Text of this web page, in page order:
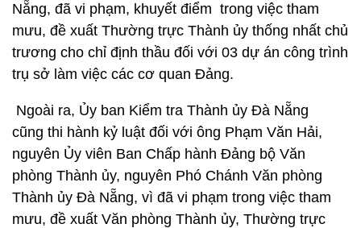
Nẵng, đã vi phạm, khuyết điểm trong việc tham
mưu, đề xuất Thường trực Thành ủy thống nhất chủ
trương cho chỉ định thầu đối với 03 dự án công trình
trụ sở làm việc các cơ quan Đảng.
Ngoài ra, Ủy ban Kiểm tra Thành ủy Đà Nẵng
cũng thi hành kỷ luật đối với ông Phạm Văn Hải,
nguyên Ủy viên Ban Chấp hành Đảng bộ Văn
phòng Thành ủy, nguyên Phó Chánh Văn phòng
Thành ủy Đà Nẵng, vì đã vi phạm trong việc tham
mưu, đề xuất Văn phòng Thành ủy, Thường trực